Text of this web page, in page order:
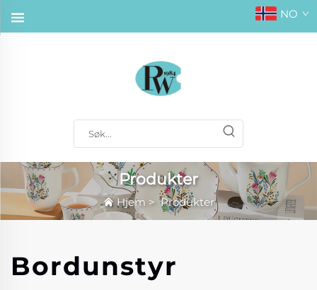
NO
Produkter
Hjem >Produkter
Bordunstyr